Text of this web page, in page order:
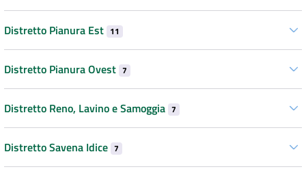
Distretto Pianura Est 11
Distretto Pianura Ovest 7
Distretto Reno, Lavino e Samoggia 7
Distretto Savena Idice 7